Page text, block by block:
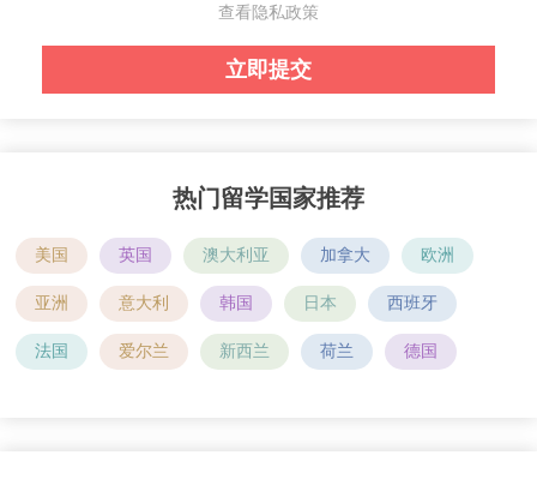
查看隐私政策
热门留学国家推荐
美国 英国 澳大利亚 加拿大 欧洲
亚洲 意大利 韩国 日本 西班牙
法国 爱尔兰 新西兰 荷兰 德国